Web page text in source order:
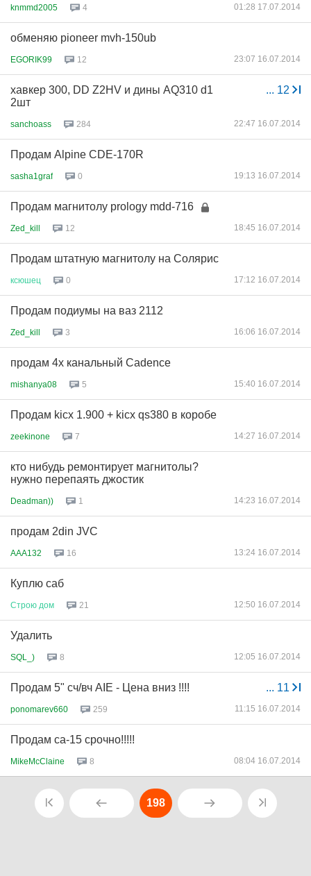
knmmd2005 4 01:28 17.07.2014
обменяю pioneer mvh-150ub
EGORIK99 12 23:07 16.07.2014
... 12
хавкер 300, DD Z2HV и дины AQ310 d1
2шт
sanchoass 284 22:47 16.07.2014
Продам Alpine CDE-170R
sasha1graf 0 19:13 16.07.2014
Продам магнитолу prology mdd-716
Zed_kill 12 18:45 16.07.2014
Продам штатную магнитолу на Солярис
ксюшец 0 17:12 16.07.2014
Продам подиумы на ваз 2112
Zed_kill 3 16:06 16.07.2014
продам 4х канальный Cadence
mishanya08 5 15:40 16.07.2014
Продам kicx 1.900 + kicx qs380 в коробе
zeekinone 7 14:27 16.07.2014
кто нибудь ремонтирует магнитолы?
нужно перепаять джостик
Deadman)) 1 14:23 16.07.2014
продам 2din JVC
AAA132 16 13:24 16.07.2014
Куплю саб
Строю дом 21 12:50 16.07.2014
Удалить
SQL_) 8 12:05 16.07.2014
... 11
Продам 5" сч/вч AIE - Цена вниз !!!!
ponomarev660 259 11:15 16.07.2014
Продам са-15 срочно!!!!!
MikeMcClaine 8 08:04 16.07.2014
198